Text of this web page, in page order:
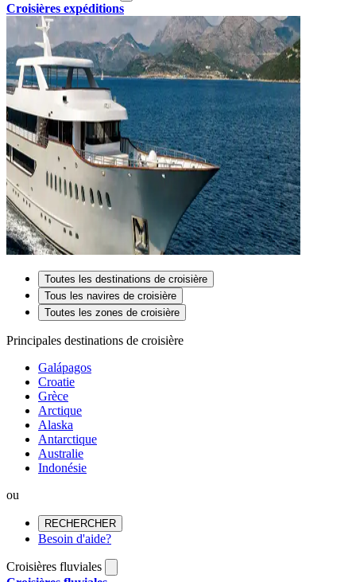
Croisières expéditions
Toutes les destinations de croisière
Tous les navires de croisière
Toutes les zones de croisière
Principales destinations de croisière
Galápagos
Croatie
Grèce
Arctique
Alaska
Antarctique
Australie
Indonésie
ou
RECHERCHER
Besoin d'aide?
Croisières fluviales